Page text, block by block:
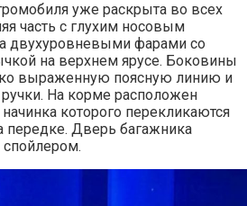
уже раскрыта во всех
часть с глухим носовым
двухуровневыми фарами со
на верхнем ярусе. Боковины
выраженную поясную линию и
На корме расположен
которого перекликаются
передке. Дверь багажника